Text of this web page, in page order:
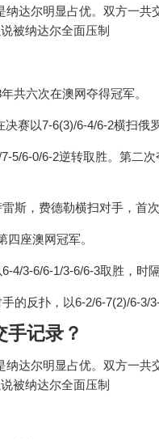
达尔明显占优。双方一共
被纳达尔全面压制
共六次在澳网夺得冠军。
赛以7-6(3)/6-4/6-2横扫俄
5/6-0/6-2逆转取胜。第二
斯，费德勒横扫对手，首
座澳网冠军。
3-6/6-1/3-6/6-3取胜，时
的反扑，以6-2/6-7(2)/6-3/3-
记录？
达尔明显占优。双方一共
被纳达尔全面压制